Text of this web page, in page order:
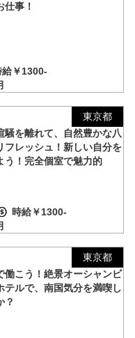
仕事！
給￥1300-
東京都
騒を離れて、自然豊かな八
フレッシュ！新しい自分を
う！完全個室で魅力的
時給￥1300-
東京都
働こう！絶景オーシャンビ
テルで、南国気分を満喫し
？